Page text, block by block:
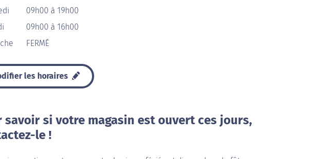
09h00 à 19h00
09h00 à 16h00
FERMÉ
les horaires
savoir si votre magasin est ouvert ces jours,
le !